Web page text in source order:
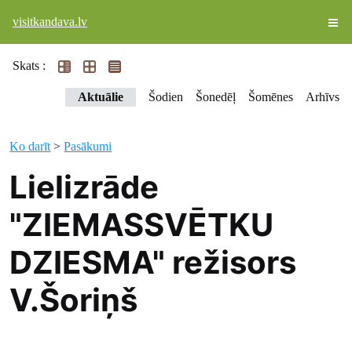
visitkandava.lv
Skats :
Aktuālie Šodien Šonedēļ Šomēnes Arhīvs
Ko darīt >Pasākumi
Lielizrāde
"ZIEMASSVĒTKU
DZIESMA" režisors
V.Šoriņš